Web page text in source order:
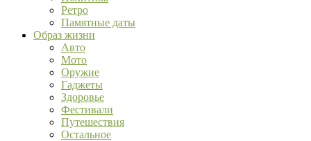
Ретро
Памятные даты
Образ жизни
Авто
Мото
Оружие
Гаджеты
Здоровье
Фестивали
Путешествия
Остальное